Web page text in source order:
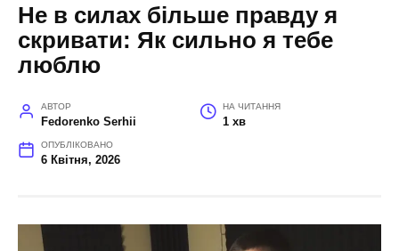
Не в силах більше правду я
скривати: Як сильно я тебе
люблю
АВТОР
Fedorenko Serhii
НА ЧИТАННЯ
1 хв
ОПУБЛІКОВАНО
6 Квітня, 2026